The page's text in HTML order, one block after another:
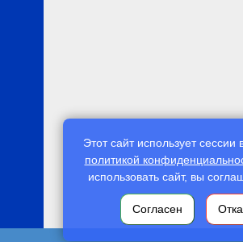
Этот сайт использует сессии
политикой
использовать сайт, вы
Согласен